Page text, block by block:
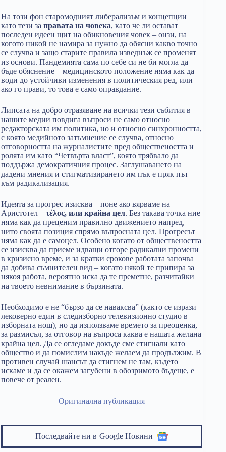
На този фон старомодният либерализъм и концепции
като тези за правата на човека, като че ли остават
последен идеен щит на обикновения човек – онзи, на
когото никой не намира за нужно да обясни какво точно
се случва и защо старите правила изведнъж се променят
из основи. Пандемията сама по себе си не би могла да
бъде обяснение – медицинското положение няма как да
води до устойчиви изменения в политическия ред, или
ако го прави, то това е само оправдание.
Липсата на добро отразяване на всички тези събития в
нашите медии повдига въпроси не само относно
редакторската им политика, но и относно синхронността,
с която медийното затъмнение се случва, относно
отговорността на журналистите пред обществеността и
ролята им като “Четвърта власт”, която трябвало да
поддържа демократичния процес. Заглушаването на
дадени мнения и стигматизирането им пък е пряк път
към радикализация.
Идеята за прогрес изисква – поне ако вярваме на
Аристотел – τέλος, или крайна цел. Без такава точка ние
няма как да преценим правилно движението напред,
нито своята позиция спрямо въпросната цел. Прогресът
няма как да е самоцел. Особено когато от обществеността
се изисква да приеме идващи отгоре радикални промени
в кризисно време, и за кратки срокове работата започва
да добива съмнителен вид – когато някой те припира за
някоя работа, вероятно иска да те преметне, разчитайки
на твоето невнимание в бързината.
Необходимо е не “бързо да се наваксва” (както се изрази
лековерно един в следизборно телевизионно студио в
изборната нощ), но да използваме времето за преоценка,
за размисъл, за отговор на въпроса каква е нашата желана
крайна цел. Да се огледаме докъде сме стигнали като
общество и да помислим накъде желаем да продължим. В
противен случай шансът да стигнем не там, където
искаме и да се окажем загубени в обозримото бъдеще, е
повече от реален.
Оригинална публикация
Последвайте ни в Google Новини